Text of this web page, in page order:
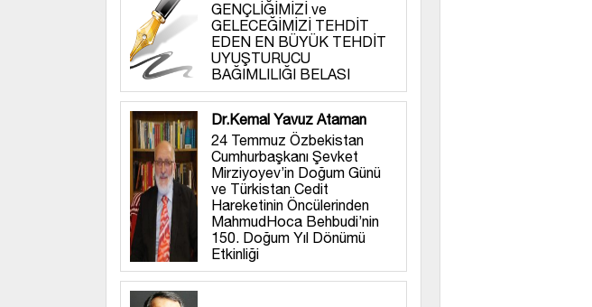
GENÇLİĞİMİZİ ve
GELECEĞİMİZİ TEHDİT
EDEN EN BÜYÜK TEHDİT
UYUŞTURUCU
BAĞIMLILIĞI BELASI
Dr.Kemal Yavuz Ataman
24 Temmuz Özbekistan
Cumhurbaşkanı Şevket
Mirziyoyev’in Doğum Günü
ve Türkistan Cedit
Hareketinin Öncülerinden
MahmudHoca Behbudi’nin
150. Doğum Yıl Dönümü
Etkinliği